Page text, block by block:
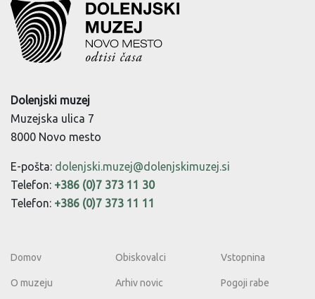
Dolenjski muzej
Muzejska ulica 7
8000 Novo mesto
E-pošta: dolenjski.muzej@dolenjskimuzej.si
Telefon: +386 (0)7 373 11 30
Telefon: +386 (0)7 373 11 11
Domov
O muzeju
Obiskovalci
Arhiv novic
Vstopnina
Pogoji rabe